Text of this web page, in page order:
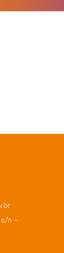
s/n –